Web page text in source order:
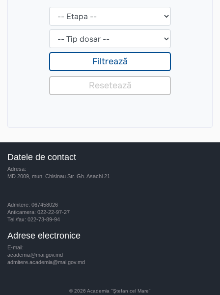
Datele de contact
Adresa:
MD 2009, mun. Chisinau Str. Gh. Asachi 21
Admitere: 067458026
Anticamera: 022-22-97-27
Tel./fax: 022-73-89-94
Adrese electronice
E-mail:
academia@mai.gov.md
admitere.academia@mai.gov.md
© 2026 Academia "Ştefan cel Mare"